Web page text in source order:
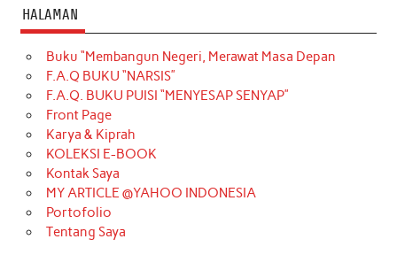
HALAMAN
Buku “Membangun Negeri, Merawat Masa Depan
F.A.Q BUKU “NARSIS”
F.A.Q. BUKU PUISI “MENYESAP SENYAP”
Front Page
Karya & Kiprah
KOLEKSI E-BOOK
Kontak Saya
MY ARTICLE @YAHOO INDONESIA
Portofolio
Tentang Saya